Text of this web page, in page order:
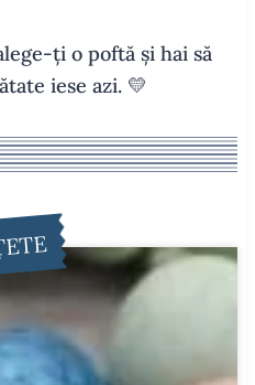
ți o poftă și hai să
iese azi. 💛